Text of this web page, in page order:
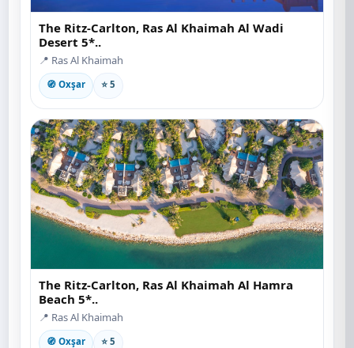
The Ritz-Carlton, Ras Al Khaimah Al Wadi
Desert 5*..
📍 Ras Al Khaimah
🧭 Oxşar ⭐ 5
The Ritz-Carlton, Ras Al Khaimah Al Hamra
Beach 5*..
📍 Ras Al Khaimah
🧭 Oxşar ⭐ 5